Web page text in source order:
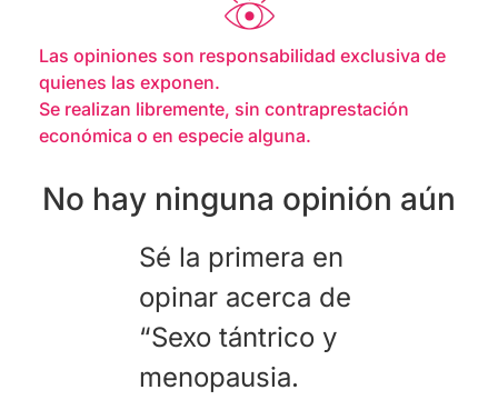
Las opiniones son responsabilidad exclusiva de
quienes las exponen.
Se realizan libremente, sin contraprestación
económica o en especie alguna.
No hay ninguna opinión aún
Sé la primera en
opinar acerca de
“Sexo tántrico y
menopausia.